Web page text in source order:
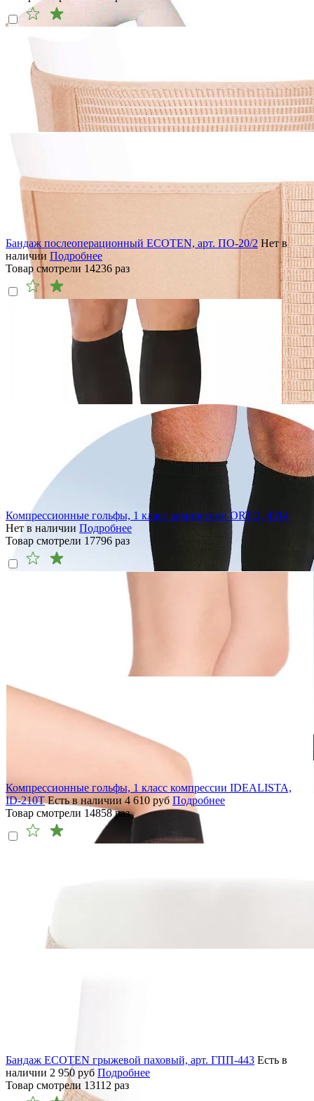
Бандаж послеоперационный ECOTEN, арт. ПО-20/2 Нет в
наличии Подробнее
Товар смотрели 14236 раз
Компрессионные гольфы, 1 класс компрессии ORTO, 4314
Нет в наличии Подробнее
Товар смотрели 17796 раз
Компрессионные гольфы, 1 класс компрессии IDEALISTA,
ID-210T Есть в наличии 4 610 руб Подробнее
Товар смотрели 14858раз
Бандаж ECOTEN грыжевой паховый, арт. ГПП-443 Есть в
наличии 2 950 руб Подробнее
Товар смотрели 13112 раз